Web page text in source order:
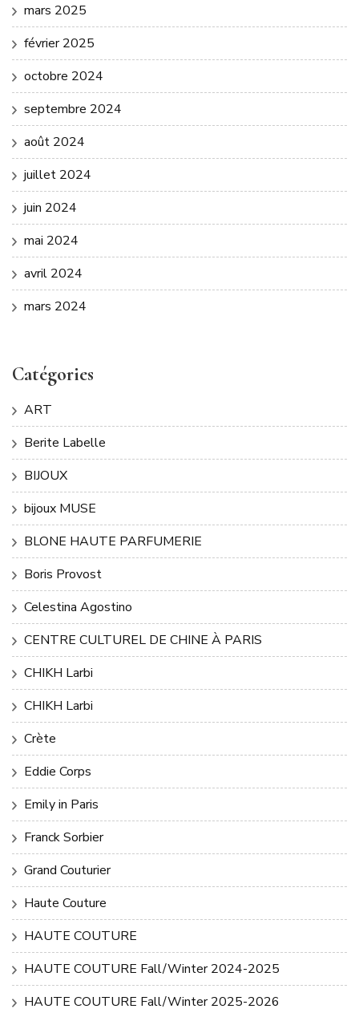
mars 2025
février 2025
octobre 2024
septembre 2024
août 2024
juillet 2024
juin 2024
mai 2024
avril 2024
mars 2024
Catégories
ART
Berite Labelle
BIJOUX
bijoux MUSE
BLONE HAUTE PARFUMERIE
Boris Provost
Celestina Agostino
CENTRE CULTUREL DE CHINE À PARIS
CHIKH Larbi
CHIKH Larbi
Crète
Eddie Corps
Emily in Paris
Franck Sorbier
Grand Couturier
Haute Couture
HAUTE COUTURE
HAUTE COUTURE Fall/Winter 2024-2025
HAUTE COUTURE Fall/Winter 2025-2026